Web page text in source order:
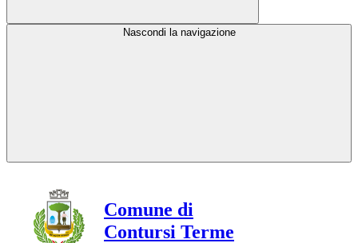
Nascondi la navigazione
Comune di
Contursi Terme